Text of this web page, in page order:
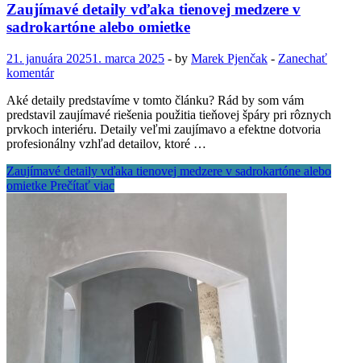
Zaujímavé detaily vďaka tienovej medzere v
sadrokartóne alebo omietke
21. januára 20251. marca 2025 - by Marek Pjenčak - Zanechať
komentár
Aké detaily predstavíme v tomto článku? Rád by som vám
predstavil zaujímavé riešenia použitia tieňovej špáry pri rôznych
prvkoch interiéru. Detaily veľmi zaujímavo a efektne dotvoria
profesionálny vzhľad detailov, ktoré …
Zaujímavé detaily vďaka tienovej medzere v sadrokartóne alebo
omietke Prečítať viac